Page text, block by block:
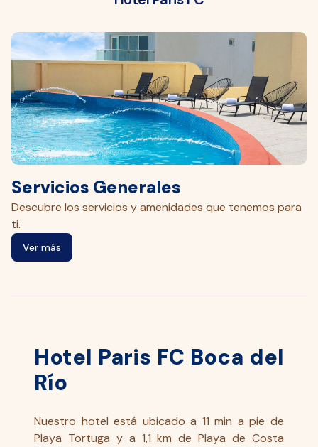
Servicios Generales
Descubre los servicios y amenidades que tenemos para
ti.
Ver más
Hotel Paris FC Boca del
Río
Nuestro hotel está ubicado a 11 min a pie de
Playa Tortuga y a 1,1 km de Playa de Costa